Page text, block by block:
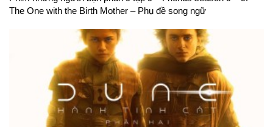
The One with the Birth Mother – Phụ đề song ngữ